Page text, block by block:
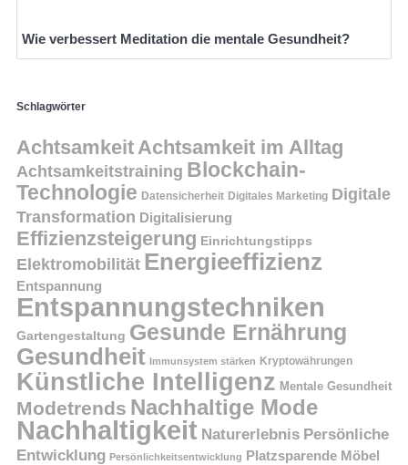
Wie verbessert Meditation die mentale Gesundheit?
Schlagwörter
Achtsamkeit Achtsamkeit im Alltag
Achtsamkeitstraining Blockchain-
Technologie Datensicherheit Digitales Marketing Digitale
Transformation Digitalisierung
Effizienzsteigerung Einrichtungstipps
Elektromobilität Energieeffizienz
Entspannung
Entspannungstechniken
Gartengestaltung Gesunde Ernährung
Gesundheit Immunsystem stärken Kryptowährungen
Künstliche Intelligenz Mentale Gesundheit
Modetrends Nachhaltige Mode
Nachhaltigkeit Naturerlebnis Persönliche
Entwicklung Persönlichkeitsentwicklung Platzsparende Möbel